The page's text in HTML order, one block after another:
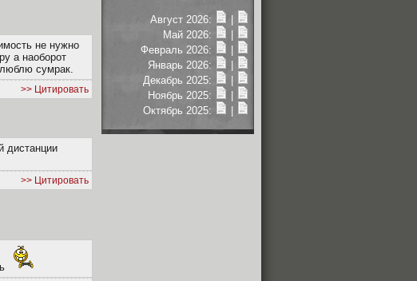
не нужно
а наоборот
сумрак.
>> Цитировать
дистанции
>> Цитировать
Август 2026:
Май 2026:
Февраль 2026:
Январь 2026:
Декабрь 2025:
Ноябрь 2025:
Октябрь 2025: